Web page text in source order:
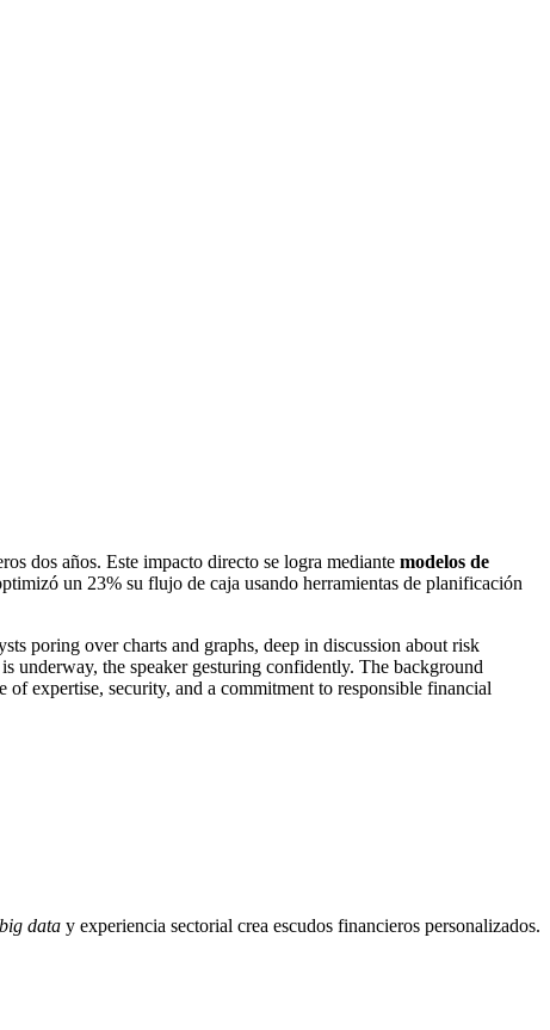
dos años. Este impacto directo se logra mediante modelos de
un 23% su flujo de caja usando herramientas de planificación
big data y experiencia sectorial crea escudos financieros personalizados.